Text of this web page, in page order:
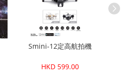
Smini-12定高航拍機
HKD 599.00